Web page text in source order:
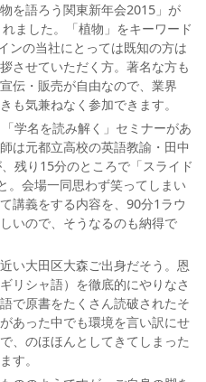
を語ろう関東新年会2015」が
ました。「植物」をキーワード
ンの当社にとっては既知の方は
させていただく方。著名な方も
伝・販売が自由なので、業界
も気兼ねなく参加できます。
学名を読み解く」セミナーがあ
は元都立高校の英語教諭・田中
残り15分のところで「スライド
。会場一同思わず笑ってしまい
講義をする内容を、90分1ラウ
いので、そうなるのも納得で
い大田区大森ご出身だそう。恩
リシャ語）を徹底的にやりなさ
で原書をたくさん読破されたそ
あった中でも環境を言い訳にせ
、のほほんとしてきてしまった
す。